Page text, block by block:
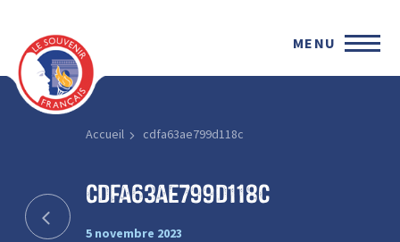
MENU
Accueil cdfa63ae799d118c
cdfa63ae799d118c
5 novembre 2023